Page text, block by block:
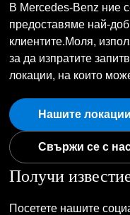
В Mercedes-Benz ние
предоставяме най-
клиентите.Моля,
за да изпратите
локации, на които
Нашите локации
Свържи се с
Получи
Посетете нашите